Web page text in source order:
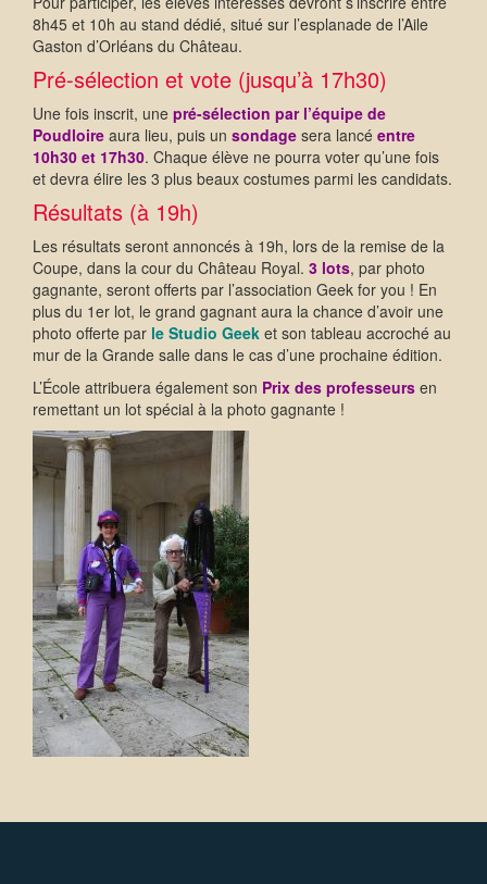
8h45 et 10h au stand dédié, situé sur l’esplanade de l’Aile
Gaston d’Orléans du Château.
Pré-sélection et vote (jusqu’à 17h30)
Une fois inscrit, une pré-sélection par l’équipe de
Poudloire aura lieu, puis un sondage sera lancé entre
10h30 et 17h30. Chaque élève ne pourra voter qu’une fois
et devra élire les 3 plus beaux costumes parmi les candidats.
Résultats (à 19h)
Les résultats seront annoncés à 19h, lors de la remise de la
Coupe, dans la cour du Château Royal. 3 lots, par photo
gagnante, seront offerts par l’association Geek for you ! En
plus du 1er lot, le grand gagnant aura la chance d’avoir une
photo offerte par le Studio Geek et son tableau accroché au
mur de la Grande salle dans le cas d’une prochaine édition.
L’École attribuera également son Prix des professeurs en
remettant un lot spécial à la photo gagnante !